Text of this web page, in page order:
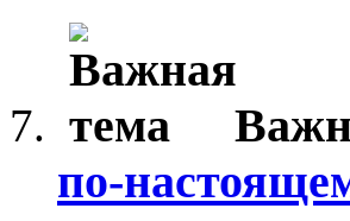
по-